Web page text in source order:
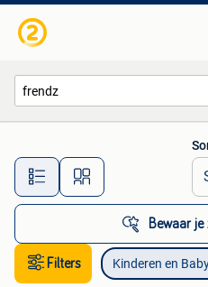
Alle
Bewaar
Filters Kinderen en